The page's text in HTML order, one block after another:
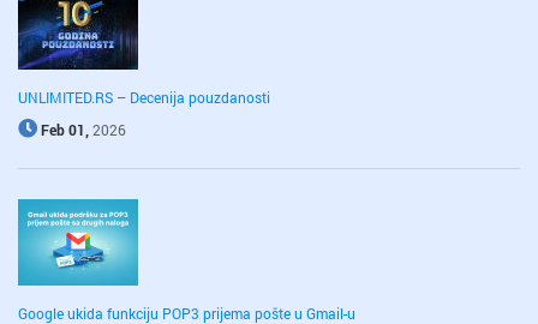
UNLIMITED.RS – Decenija pouzdanosti
Feb 01, 2026
Google ukida funkciju POP3 prijema pošte u Gmail-u